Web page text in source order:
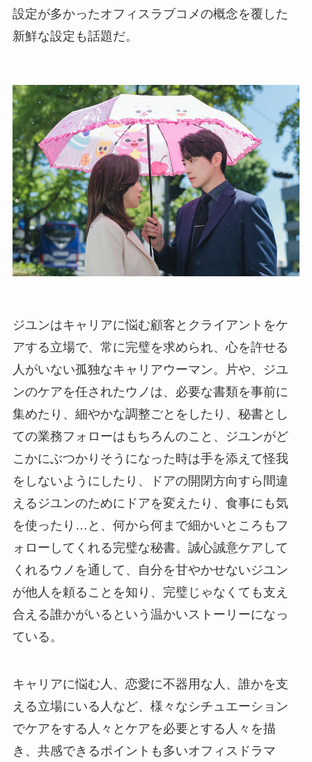
設定が多かったオフィスラブコメの概念を覆した
新鮮な設定も話題だ。
ジユンはキャリアに悩む顧客とクライアントをケ
アする立場で、常に完璧を求められ、心を許せる
人がいない孤独なキャリアウーマン。片や、ジユ
ンのケアを任されたウノは、必要な書類を事前に
集めたり、細やかな調整ごとをしたり、秘書とし
ての業務フォローはもちろんのこと、ジユンがど
こかにぶつかりそうになった時は手を添えて怪我
をしないようにしたり、ドアの開閉方向すら間違
えるジユンのためにドアを変えたり、食事にも気
を使ったり…と、何から何まで細かいところもフ
ォローしてくれる完璧な秘書。誠心誠意ケアして
くれるウノを通して、自分を甘やかせないジユン
が他人を頼ることを知り、完璧じゃなくても支え
合える誰かがいるという温かいストーリーになっ
ている。
キャリアに悩む人、恋愛に不器用な人、誰かを支
える立場にいる人など、様々なシチュエーション
でケアをする人々とケアを必要とする人々を描
き、共感できるポイントも多いオフィスドラマ